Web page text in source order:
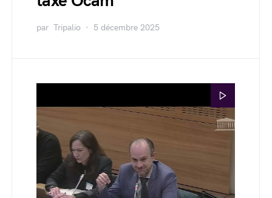
par Tripalio 5 décembre 2025